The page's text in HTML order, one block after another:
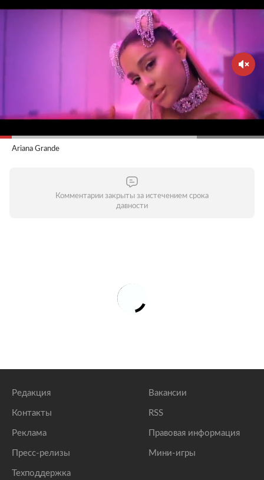
Ariana Grande
Комментарии закрыты за истечением срока
давности
Редакция
Контакты
Реклама
Пресс-релизы
Техподдержка
Вакансии
RSS
Правовая информация
Мини-игры